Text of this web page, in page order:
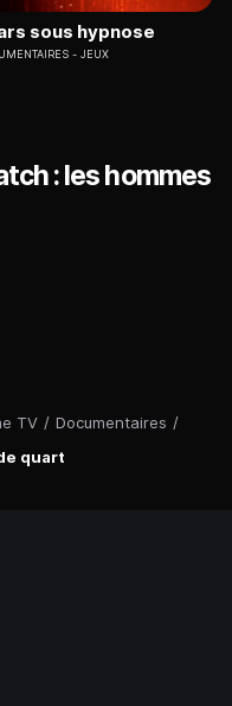
TV / Documentaires /
quart
sous hypnose
JEUX
: les hommes